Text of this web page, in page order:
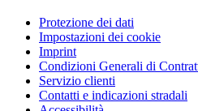
Protezione dei dati
Impostazioni dei cookie
Imprint
Condizioni Generali di
Servizio clienti
Contatti e indicazioni stradali